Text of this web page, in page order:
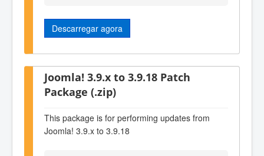
Descarregar agora
Joomla! 3.9.x to 3.9.18 Patch
Package (.zip)
This package is for performing updates from
Joomla! 3.9.x to 3.9.18